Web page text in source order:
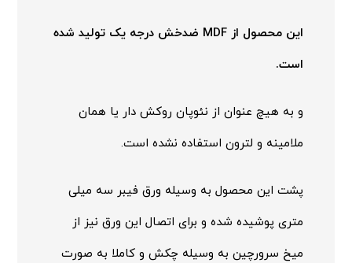
این محصول از MDF ضدخش درجه یک تولید شده
است.
و به هیچ عنوان از نئوپان روکش دار یا همان
ملامینه و لترون استفاده نشده است.
پشت این محصول به وسیله ورق فیبر سه میلی
متری پوشیده شده و برای اتصال این ورق نیز از
میخ سرورچین به وسیله چکش و کاملا به صورت